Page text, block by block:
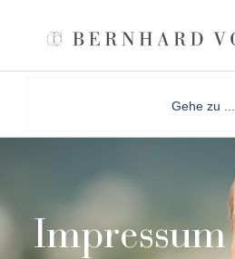
Inhalt
Gehe zu ...
Impressum